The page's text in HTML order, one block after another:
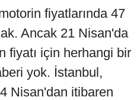
fiyatlarında 47
Ancak 21 Nisan'da
fiyatı için herhangi bir
yok. İstanbul,
Nisan'dan itibaren